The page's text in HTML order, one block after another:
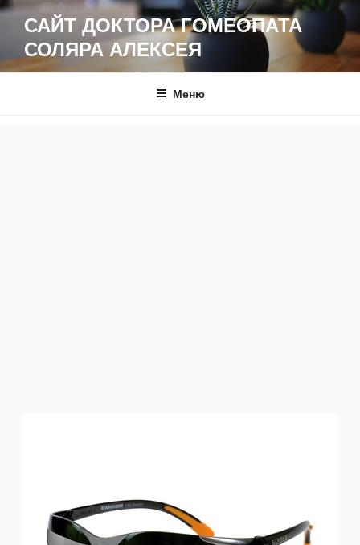
Перейти
содержимому
САЙТ ДОКТОРА ГОМЕОПАТА
СОЛЯРА АЛЕКСЕЯ
Меню